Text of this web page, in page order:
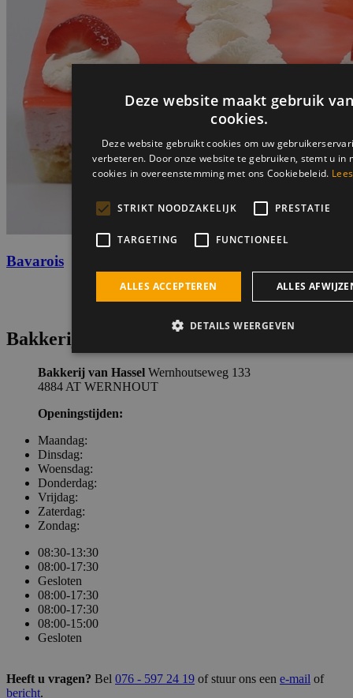
Bavarois
Bakkerij van Hassel
Bakkerij van Hassel Wernhoutseweg 133
4884 AT WERNHOUT
Openingstijden:
Maandag:
Dinsdag:
Woensdag:
Donderdag:
Vrijdag:
Zaterdag:
Zondag:
08:30-13:30
08:00-17:30
Gesloten
08:00-17:30
08:00-17:30
08:00-15:00
Gesloten
Heeft u vragen? Bel 076 - 597 24 19 of stuur ons een e-mail of
bericht.
Deze website maakt gebruik
cookies.
Deze website gebruikt cookies om uw
verbeteren. Door onze website te gebruiken, stemt u in
cookies in overeenstemming met ons Cookiebeleid.
STRIKT NOODZAKELIJK PRESTATIE
TARGETING FUNCTIONEEL
ALLES ACCEPTEREN ALLES
DETAILS WEERGEVEN
Strikt noodzakelijk
Strikt noodzakelijke cookies maken de kernfunctionaliteiten